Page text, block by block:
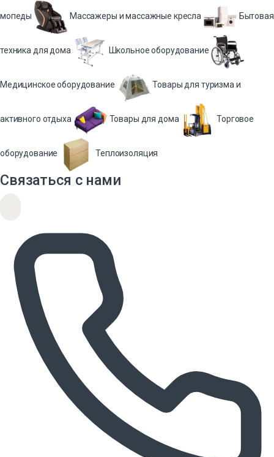
мопеды Массажеры и массажные кресла Бытовая
техника для дома Школьное оборудование
Медицинское оборудование Товары для туризма и
активного отдыха Товары для дома Торговое
оборудование Теплоизоляция
Связаться с нами